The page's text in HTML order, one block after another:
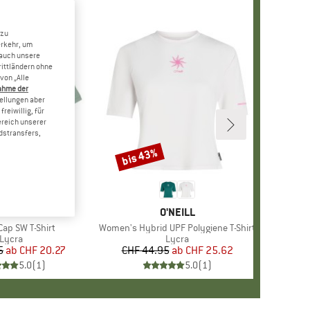
SW T-Shirt
Produktgruppe
Lycra
Preis
reduzierter Preis
ab CHF 20.27
5.0(1)
MARKE
O'NEILL
Artikel
Women's Hybrid UPF Polygiene T-Shirt
Produktgruppe
Lycra
Preis
CHF 44.95 reduzierter Preis
ab CHF 25.62
5.0(1)
Rabatt
bis 43%
um
unsere
ohne
„Alle
der
aber
freiwillig, für
unserer